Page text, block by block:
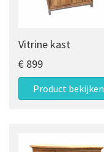
Vitrine kast
€ 899
Product bekijken